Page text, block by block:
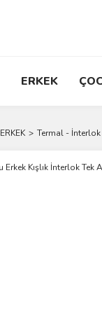
ERKEK
ERKEK Termal - İnterlok